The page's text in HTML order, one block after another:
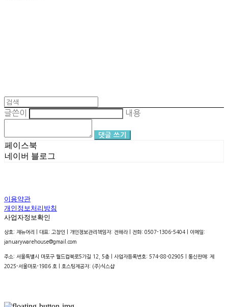
글쓴이 내용
댓글 쓰기
페이스북
네이버 블로그
이용약관
개인정보처리방침
사업자정보확인
상호: 재뉴어리 | 대표: 고창인 | 개인정보관리책임자: 전해라 | 전화: 0507-1306-5404 | 이메일:
januarywarehouse@gmail.com
주소: 서울특별시 마포구 월드컵북로5가길 12, 5층 | 사업자등록번호: 574-88-02905 | 통신판매: 제
2025-서울마포-1986 호 | 호스팅제공자: (주)식스샵